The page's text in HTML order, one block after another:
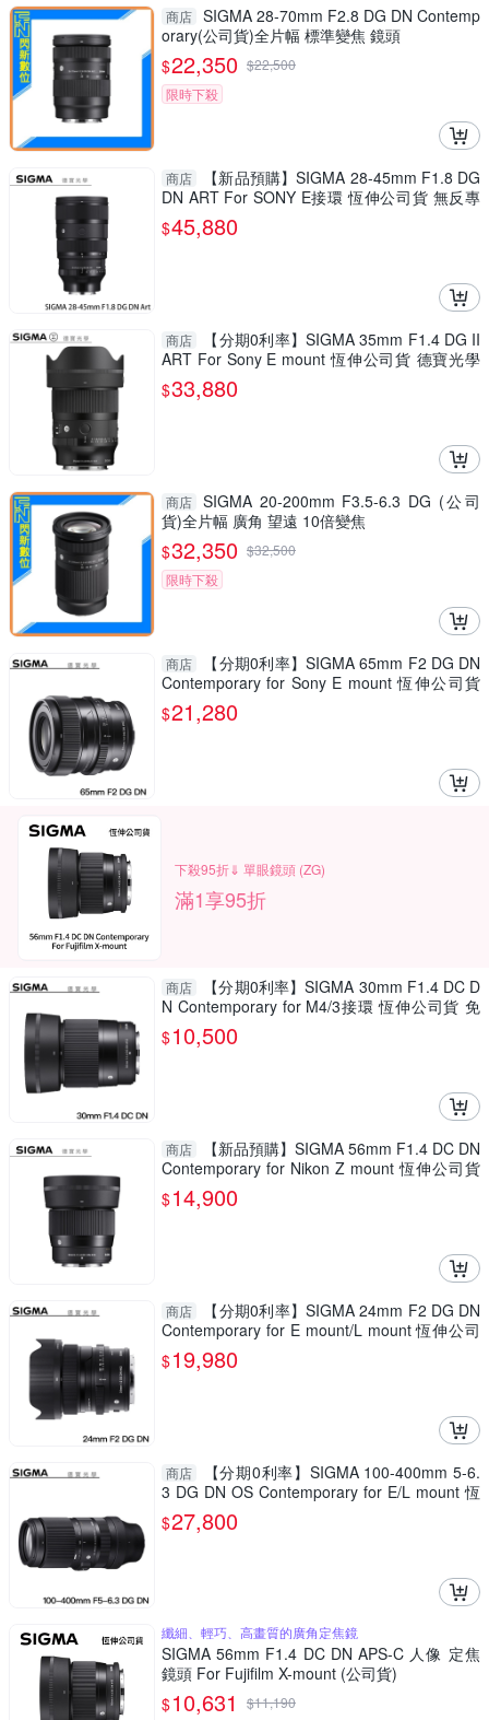
商店 SIGMA 28-70mm F2.8 DG DN Contemp
orary(公司貨)全片幅 標準變焦 鏡頭
$22,350 $22,500
限時下殺
商店
【新品預購】SIGMA 28-45mm F1.8 DG
DN ART For SONY E接環 恆伸公司貨 無反專
用 德寶光學
$45,880
商店
【分期0利率】SIGMA 35mm F1.4 DG II
ART For Sony E mount 恆伸公司貨 德寶光學
定焦 大光圈 人像 風景
$33,880
商店 SIGMA 20-200mm F3.5-6.3 DG (公司
貨)全片幅 廣角 望遠 10倍變焦
$32,350 $32,500
限時下殺
商店
【分期0利率】SIGMA 65mm F2 DG DN
Contemporary for Sony E mount 恆伸公司貨
德寶光學 大光圈 人像 風景
$21,280
下殺95折⇓ 單眼鏡頭 (ZG)
滿1享95折
商店
【分期0利率】SIGMA 30mm F1.4 DC D
N Contemporary for M4/3接環 恆伸公司貨 免
運 德寶光學 雲海季
$10,500
商店
【新品預購】SIGMA 56mm F1.4 DC DN
Contemporary for Nikon Z mount 恆伸公司貨
免運 德寶光學 人像街拍
$14,900
商店
【分期0利率】SIGMA 24mm F2 DG DN
Contemporary for E mount/L mount 恆伸公司
貨 免運 德寶光學 風景 大光圈
$19,980
商店
【分期0利率】SIGMA 100-400mm 5-6.
3 DG DN OS Contemporary for E/L mount 恆
伸公司貨 飛羽 追星 棒球 必備
$27,800
纖細、輕巧、高畫質的廣角定焦鏡
SIGMA 56mm F1.4 DC DN APS-C 人像 定焦
鏡頭 For Fujifilm X-mount (公司貨)
$10,631 $11,190